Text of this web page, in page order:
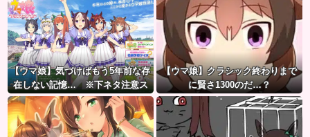
【ウマ娘】気づけばもう5年前な存
在しない記憶… ※下ネタ注意ス
レ
【ウマ娘】クラシック終わりまで
に賢さ1300のだ…？